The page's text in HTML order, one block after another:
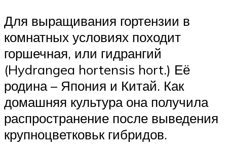
Для выращивания гортензии в
комнатных условиях походит
горшечная, или гидрангий
(Hydrangea hortensis hort.) Её
родина – Япония и Китай. Как
домашняя культура она получила
распространение после выведения
крупноцветковьк гибридов.